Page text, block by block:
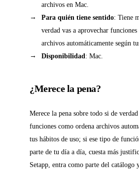
archivos en Mac.
Para quién tiene sentido: Tiene
verdad vas a aprovechar
archivos automáticamente según
Disponibilidad: Mac.
¿Merece la pena?
Merece la pena sobre todo si de
funciones como ordena archivos
tus hábitos de uso; si ese tipo de
parte de tu día a día, cuesta más
Setapp, entra como parte del catálogo